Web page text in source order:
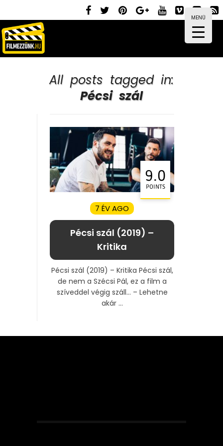
MENÜ
All posts tagged in:
Pécsi szál
9.0
POINTS
7 ÉV AGO
Pécsi szál (2019) –
Kritika
Pécsi szál (2019) – Kritika Pécsi szál,
de nem a Szécsi Pál, ez a film a
szíveddel végig száll… – Lehetne
akár ...